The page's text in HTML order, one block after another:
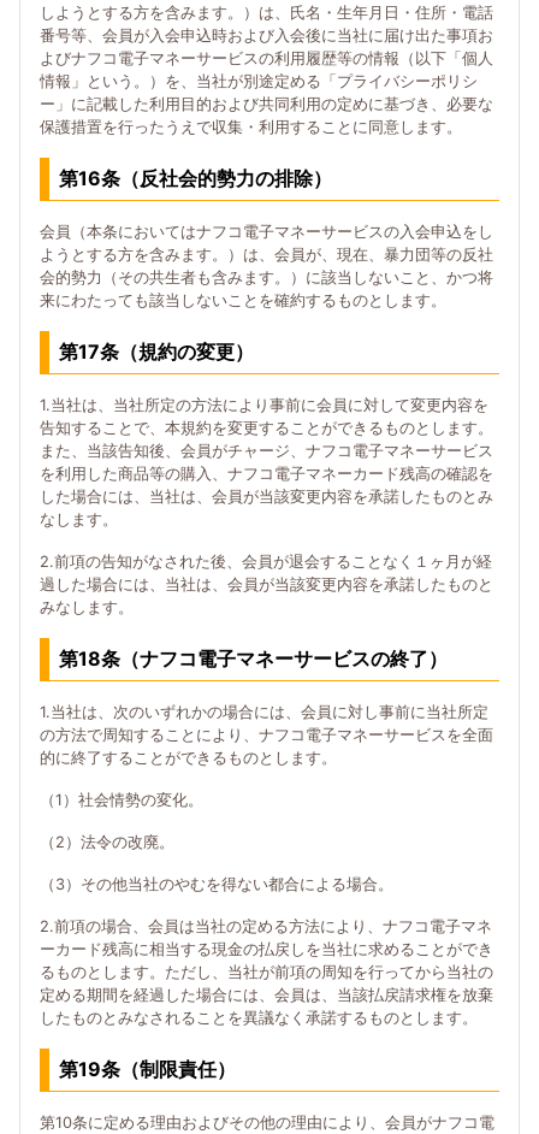
しようとする方を含みます。）は、氏名・生年月日・住所・電話
番号等、会員が入会申込時および入会後に当社に届け出た事項お
よびナフコ電子マネーサービスの利用履歴等の情報（以下「個人
情報」という。）を、当社が別途定める「プライバシーポリシ
ー」に記載した利用目的および共同利用の定めに基づき、必要な
保護措置を行ったうえで収集・利用することに同意します。
第16条（反社会的勢力の排除）
会員（本条においてはナフコ電子マネーサービスの入会申込をし
ようとする方を含みます。）は、会員が、現在、暴力団等の反社
会的勢力（その共生者も含みます。）に該当しないこと、かつ将
来にわたっても該当しないことを確約するものとします。
第17条（規約の変更）
1.当社は、当社所定の方法により事前に会員に対して変更内容を
告知することで、本規約を変更することができるものとします。
また、当該告知後、会員がチャージ、ナフコ電子マネーサービス
を利用した商品等の購入、ナフコ電子マネーカード残高の確認を
した場合には、当社は、会員が当該変更内容を承諾したものとみ
なします。
2.前項の告知がなされた後、会員が退会することなく１ヶ月が経
過した場合には、当社は、会員が当該変更内容を承諾したものと
みなします。
第18条（ナフコ電子マネーサービスの終了）
1.当社は、次のいずれかの場合には、会員に対し事前に当社所定
の方法で周知することにより、ナフコ電子マネーサービスを全面
的に終了することができるものとします。
（1）社会情勢の変化。
（2）法令の改廃。
（3）その他当社のやむを得ない都合による場合。
2.前項の場合、会員は当社の定める方法により、ナフコ電子マネ
ーカード残高に相当する現金の払戻しを当社に求めることができ
るものとします。ただし、当社が前項の周知を行ってから当社の
定める期間を経過した場合には、会員は、当該払戻請求権を放棄
したものとみなされることを異議なく承諾するものとします。
第19条（制限責任）
第10条に定める理由およびその他の理由により、会員がナフコ電